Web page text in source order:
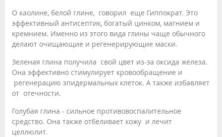
О каолине, белой глине, говорил еще Гиппократ. Это
эффективный антисептик, богатый цинком, магнием и
кремнием. Именно из этого вида глины чаще обычного
делают очищающие и регенерирующие маски.
Зеленая глина получила свой цвет из-за оксида железа.
Она эффективно стимулирует кровообращение и
регенерацию эпидермальных клеток. А также избавляет
от отечности.
Голубая глина - сильное противовоспалительное
средство. Она также отбеливает кожу и лечит
целлюлит.